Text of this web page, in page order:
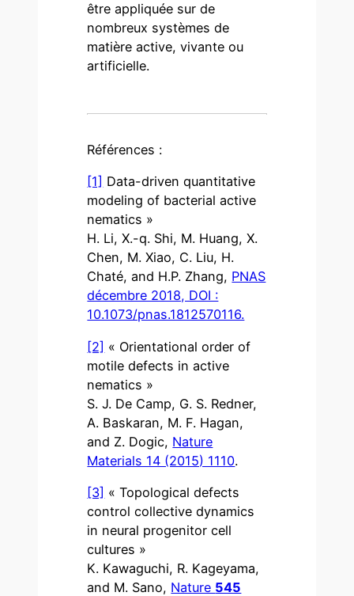
être appliquée sur de
nombreux systèmes de
matière active, vivante ou
artificielle.
Références :
[1] Data-driven quantitative
modeling of bacterial active
nematics »
H. Li, X.-q. Shi, M. Huang, X.
Chen, M. Xiao, C. Liu, H.
Chaté, and H.P. Zhang, PNAS
décembre 2018, DOI :
10.1073/pnas.1812570116.
[2] « Orientational order of
motile defects in active
nematics »
S. J. De Camp, G. S. Redner,
A. Baskaran, M. F. Hagan,
and Z. Dogic, Nature
Materials 14 (2015) 1110.
[3] « Topological defects
control collective dynamics
in neural progenitor cell
cultures »
K. Kawaguchi, R. Kageyama,
and M. Sano, Nature 545